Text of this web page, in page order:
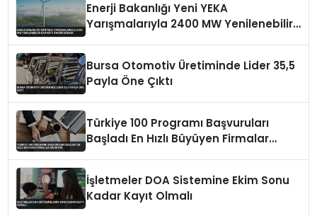
Enerji Bakanlığı Yeni YEKA
Yarışmalarıyla 2400 MW Yenilenebilir
Bursa Otomotiv Üretiminde Lider 35,5
Payla Öne Çıktı
Türkiye 100 Programı Başvuruları
Başladı En Hızlı Büyüyen Firmalar
İşletmeler DOA Sistemine Ekim Sonu
Kadar Kayıt Olmalı